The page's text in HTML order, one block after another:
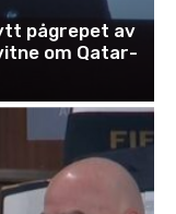
pågrepet av
om Qatar-